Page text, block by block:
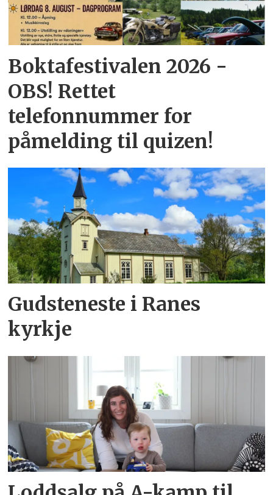
Boktafestivalen 2026 -
OBS! Rettet
telefonnummer for
påmelding til quizen!
Gudsteneste i Ranes
kyrkje